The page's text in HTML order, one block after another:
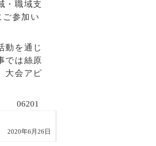
・職域支
参加い
動を通じ
では絲原
大会アピ
06201
2020年6月26日